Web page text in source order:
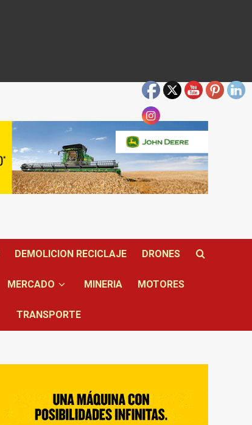
DEMOLICION RECICLAJE DRONES
MERCADO MINERIA MOTORES
TRANSPORTE